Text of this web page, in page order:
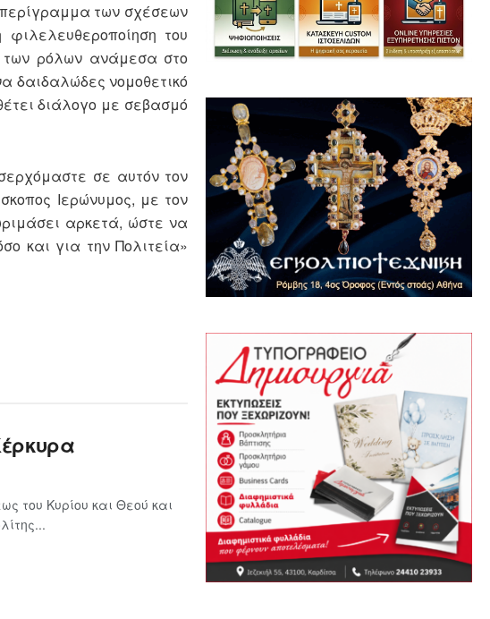
των σχέσεων
του
των ρόλων ανάμεσα στο
δαιδαλώδες νομοθετικό
διάλογο με σεβασμό
σε αυτόν τον
Ιερώνυμος, με τον
αρκετά, ώστε να
και για την Πολιτεία»
του Κυρίου και Θεού και